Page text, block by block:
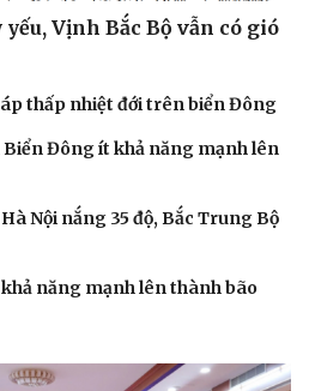
Vịnh Bắc Bộ vẫn có gió
thấp nhiệt đới trên biển Đông
Đông ít khả năng mạnh lên
Nội nắng 35 độ, Bắc Trung Bộ
năng mạnh lên thành bão